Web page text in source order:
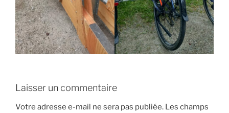
Laisser un commentaire
Votre adresse e-mail ne sera pas publiée. Les champs